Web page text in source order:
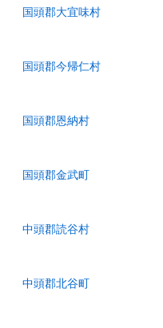
国頭郡大宜味村
国頭郡今帰仁村
国頭郡恩納村
国頭郡金武町
中頭郡読谷村
中頭郡北谷町